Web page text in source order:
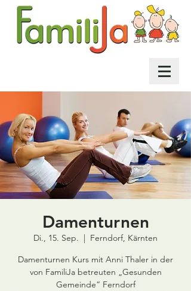
Damenturnen
Di., 15. Sep.
  |
Ferndorf, Kärnten
Damenturnen Kurs mit Anni Thaler in der
von FamiliJa betreuten „Gesunden
Gemeinde“ Ferndorf